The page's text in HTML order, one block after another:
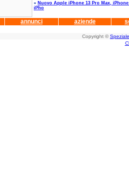
» Nuovo Apple iPhone 13 Pro Max,
iPho
annunci aziende
Copyright ©